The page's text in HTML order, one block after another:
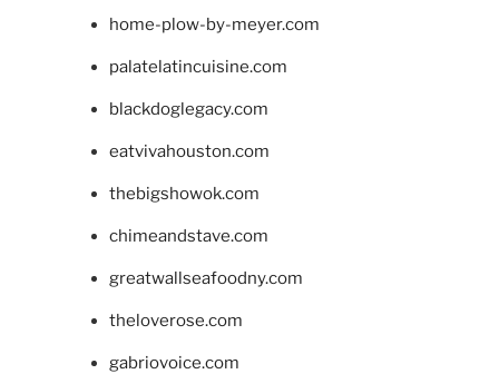
home-plow-by-meyer.com
palatelatincuisine.com
blackdoglegacy.com
eatvivahouston.com
thebigshowok.com
chimeandstave.com
greatwallseafoodny.com
theloverose.com
gabriovoice.com